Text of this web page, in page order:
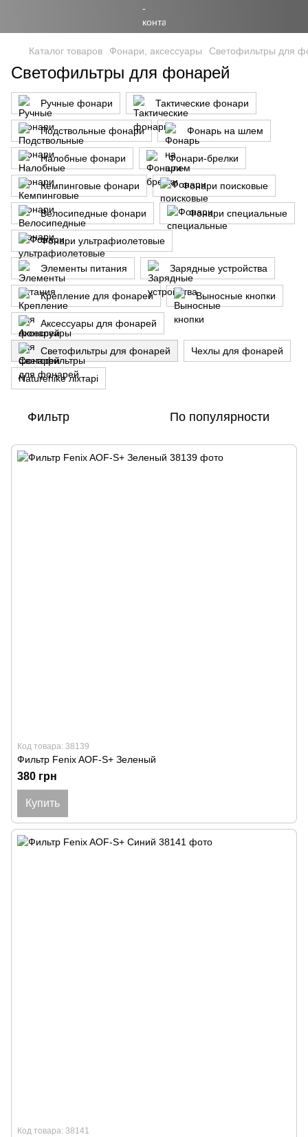
Каталог товаров Фонари, аксессуары Светофильтры для
Светофильтры для фонарей
Ручные фонари Тактические фонари
Подствольные фонари Фонарь на шлем
Налобные фонари Фонари-брелки
Кемпинговые фонари Фонари поисковые
Велосипедные фонари Фонари специальные
Фонари ультрафиолетовые
Элементы питания Зарядные устройства
Крепление для фонарей Выносные кнопки
Аксессуары для фонарей
Светофильтры для фонарей Чехлы для фонарей
Naturehike ліхтарі
Фильтр По популярности
Код товара: 38139
Фильтр Fenix ​​AOF-S+ Зеленый
380 грн
Купить
Код товара: 38141